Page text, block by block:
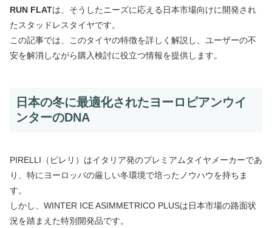
RUN FLATは、そうしたニーズに応える日本市場向けに開発され
たスタッドレスタイヤです。
この記事では、このタイヤの特徴を詳しく解説し、ユーザーの不
安を解消しながら購入検討に役立つ情報を提供します。
日本の冬に最適化されたヨーロピアンウイ
ンターのDNA
PIRELLI（ピレリ）はイタリア発のプレミアムタイヤメーカーであ
り、特にヨーロッパの厳しい冬環境で培ったノウハウを持ちま
す。
しかし、WINTER ICE ASIMMETRICO PLUSは日本市場の路面状
況を踏まえた特別開発品です。